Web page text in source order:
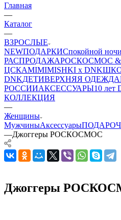
Главная
—
Каталог
—
ВЗРОСЛЫЕ
NEWПОДАРКИСпокойной
РАСПРОДАЖАРОСКОСМОС &
ЦСКАMIMIMISHKI x DNK
DNKДЕТИВЕРХНЯЯ ОДЕЖДА
РОССИИАКСЕССУАРЫ10 лет
КОЛЛЕКЦИЯ
—
Женщины
МужчиныАксессуары
—Джоггеры РОСКОСМОС
Джоггеры